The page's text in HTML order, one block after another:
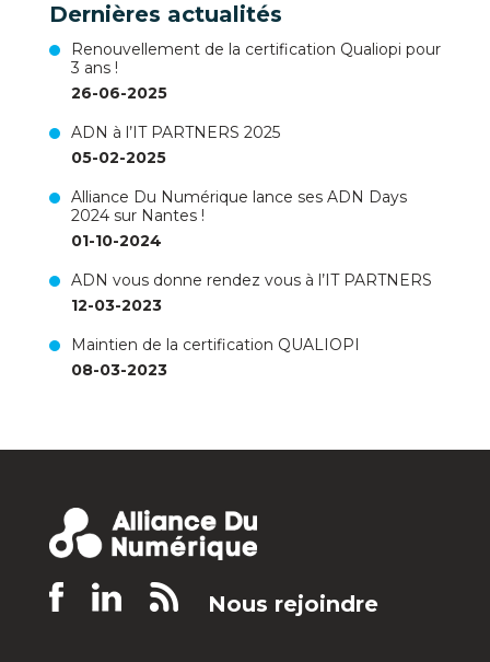
Dernières actualités
Renouvellement de la certification Qualiopi pour
3 ans !
26-06-2025
ADN à l’IT PARTNERS 2025
05-02-2025
Alliance Du Numérique lance ses ADN Days
2024 sur Nantes !
01-10-2024
ADN vous donne rendez vous à l’IT PARTNERS
12-03-2023
Maintien de la certification QUALIOPI
08-03-2023
Nous rejoindre